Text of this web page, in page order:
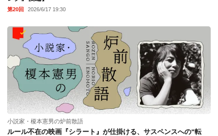
第20回 2026/6/17 19:30
小説家・榎本憲男の炉前散語
ルール不在の映画『シラート』が仕掛ける、サスペンスへの“転